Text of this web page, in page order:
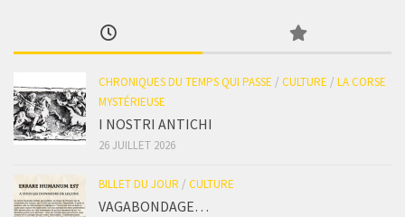
CHRONIQUES DU TEMPS QUI PASSE / CULTURE / LA CORSE
MYSTÉRIEUSE
I NOSTRI ANTICHI
26 JUILLET 2026
BILLET DU JOUR / CULTURE
VAGABONDAGE…